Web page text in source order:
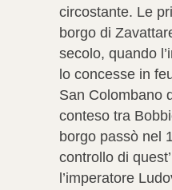
circostante. Le
borgo di
secolo, quando
lo concesse in
San Colombano
conteso tra
borgo passò nel
controllo di
l’imperatore